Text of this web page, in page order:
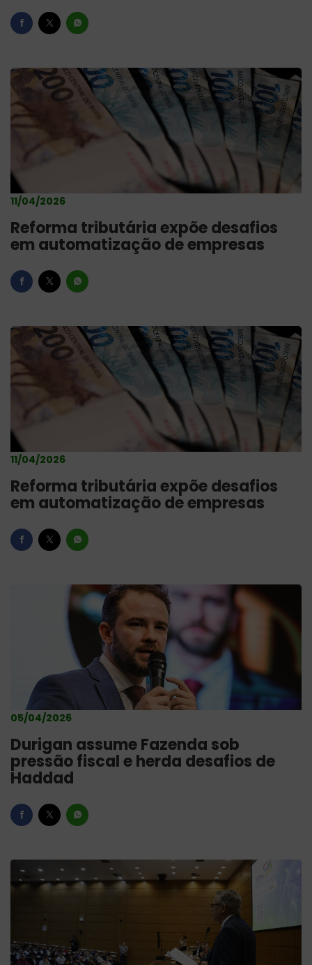
11/04/2026
Reforma tributária expõe desafios
em automatização de empresas
11/04/2026
Reforma tributária expõe desafios
em automatização de empresas
05/04/2026
Durigan assume Fazenda sob
pressão fiscal e herda desafios de
Haddad